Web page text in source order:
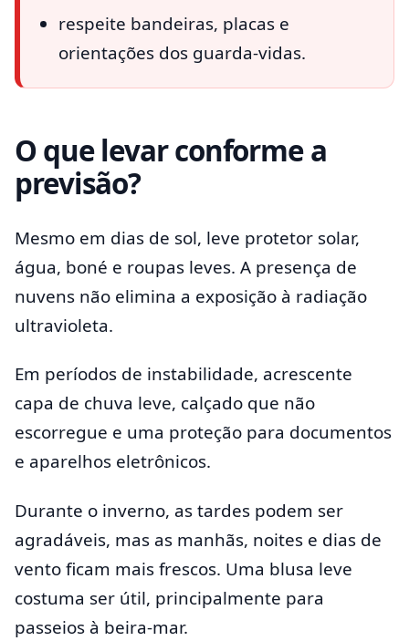
respeite bandeiras, placas e
orientações dos guarda-vidas.
O que levar conforme a
previsão?
Mesmo em dias de sol, leve protetor solar,
água, boné e roupas leves. A presença de
nuvens não elimina a exposição à radiação
ultravioleta.
Em períodos de instabilidade, acrescente
capa de chuva leve, calçado que não
escorregue e uma proteção para documentos
e aparelhos eletrônicos.
Durante o inverno, as tardes podem ser
agradáveis, mas as manhãs, noites e dias de
vento ficam mais frescos. Uma blusa leve
costuma ser útil, principalmente para
passeios à beira-mar.